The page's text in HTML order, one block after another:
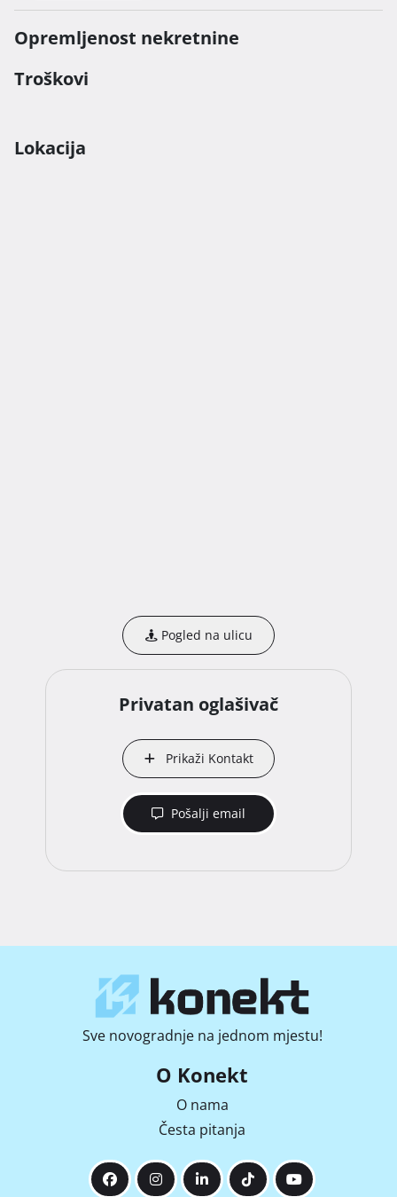
Opremljenost nekretnine
Troškovi
Lokacija
Pogled na ulicu
Privatan oglašivač
Prikaži Kontakt
Pošalji email
Sve novogradnje na jednom mjestu!
O Konekt
O nama
Česta pitanja